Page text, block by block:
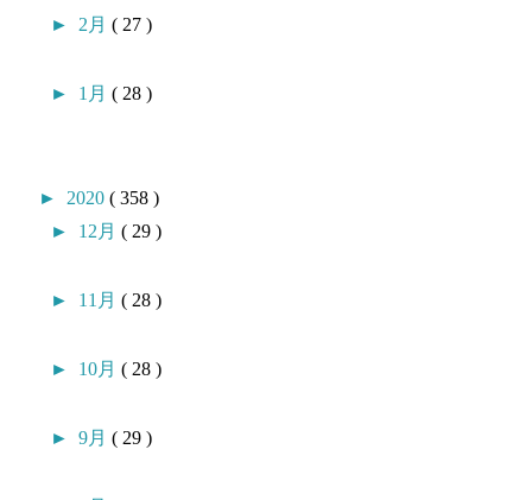
► 2月( 27 )
► 1月( 28 )
► 2020( 358 )
► 12月( 29 )
► 11月( 28 )
► 10月( 28 )
►9月( 29 )